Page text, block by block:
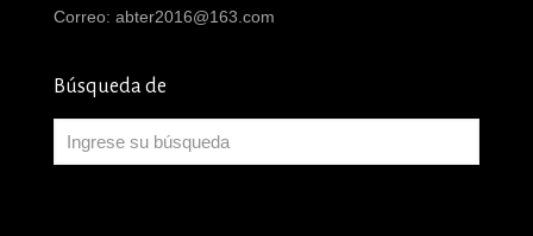
Correo: abter2016@163.com
Búsqueda de